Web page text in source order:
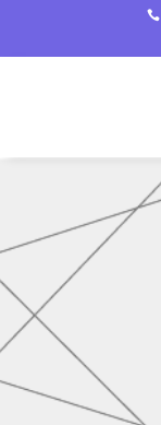
